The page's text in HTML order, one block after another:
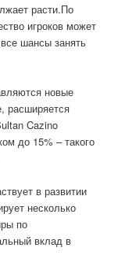
расти.По
игроков может
шансы занять
новые
расширяется
Cazino
до 15% – такого
в развитии
несколько
по
вклад в